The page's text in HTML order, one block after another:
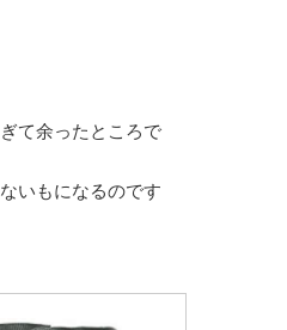
て余ったところで
いもになるのです